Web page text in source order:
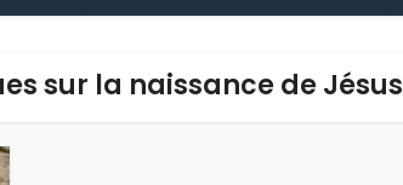
sur la naissance de Jésus